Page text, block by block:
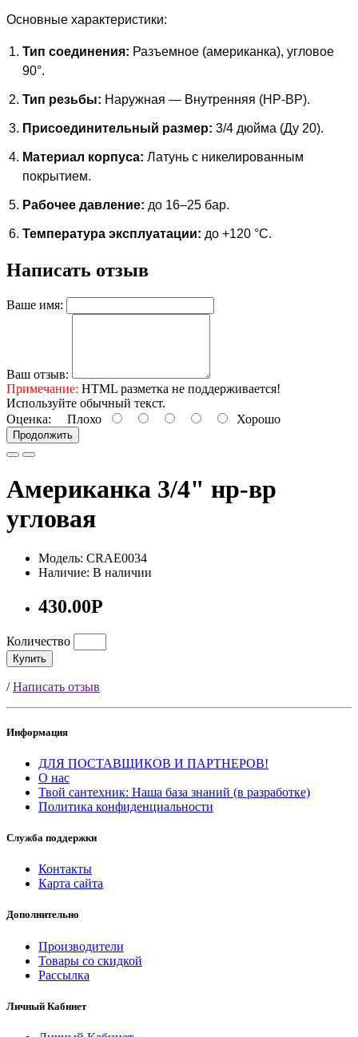
Основные характеристики:
Тип соединения: Разъемное (американка), угловое
90°.
Тип резьбы: Наружная — Внутренняя (НР-ВР).
Присоединительный размер: 3/4 дюйма (Ду 20).
Материал корпуса: Латунь с никелированным
покрытием.
Рабочее давление: до 16–25 бар.
Температура эксплуатации: до +120 °C.
Написать отзыв
Ваше имя:
Ваш отзыв:
Примечание: HTML разметка не поддерживается!
Используйте обычный текст.
Оценка: Плохо Хорошо
Продолжить
Американка 3/4" нр-вр
угловая
Модель: CRAE0034
Наличие: В наличии
430.00Р
Количество
Купить
/Написать отзыв
Информация
ДЛЯ ПОСТАВЩИКОВ И ПАРТНЕРОВ!
О нас
Твой сантехник: Наша база знаний (в разработке)
Политика конфиденциальности
Служба поддержки
Контакты
Карта сайта
Дополнительно
Производители
Товары со скидкой
Рассылка
Личный Кабинет